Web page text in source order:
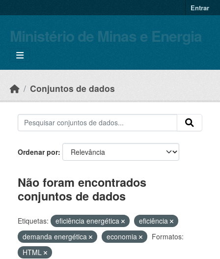
Entrar
Ministério de Minas e Energia
Conjuntos de dados
Ordenar por
Não foram encontrados
conjuntos de dados
Etiquetas: eficiência energética
eficiência
demanda energética
economia
Formatos:
HTML